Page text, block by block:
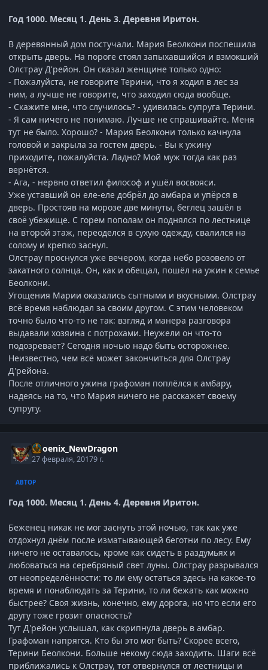
Год 1000. Месяц 1. День 3. Деревня Иритон.
В деревянный дом постучали. Мария Беолкони поспешила
открыть дверь. На пороге стоял запыхавшийся и взмокший
Олстрау Д'рейон. Он сказал женщине только одно:
- Пожалуйста, не говорите Терини, что я ходил в лес за
ним, а лучше не говорите, что заходил сюда вообще.
- Скажите мне, что случилось? - удивилась супруга Терини.
- Я сам ничего не понимаю. Лучше не спрашивайте. Меня
тут не было. Хорошо? - Мария Беолкони только качнула
головой и закрыла за гостем дверь. - Вы к ужину
приходите, пожалуйста. Ладно? Мой муж тогда как раз
вернётся.
- Ага, - нервно ответил философ и ушёл восвояси.
Уже уставший он еле-еле добрёл до амбара и упёрся в
дверь. Простояв на морозе две минуты, беглец зашёл в
своё убежище. С горем пополам он поднялся по лестнице
на второй этаж, переоделся в сухую одежду, свалился на
солому и крепко заснул.
Олстрау проснулся уже вечером, когда небо розовело от
закатного солнца. Он, как и обещал, пошёл на ужин к семье
Беолкони.
Угощения Марии оказались сытными и вкусными. Олстрау
всё время наблюдал за своим другом. С этим человеком
точно было что-то не так: взгляд и манера разговора
выдавали хозяина с потрохами. Неужели он что-то
подозревает? Сегодня ночью надо быть осторожнее.
Неизвестно, чем всё может закончиться для Олстрау
Д'рейона.
После отличного ужина графоман поплёлся к амбару,
надеясь на то, что Мария ничего не расскажет своему
супругу.
Phoenix_NewDragon
27 февраля, 20179 г.
АВТОР
Год 1000. Месяц 1. День 4. Деревня Иритон.
Беженец никак не мог заснуть этой ночью, так как уже
отдохнул днём после изматывающей беготни по лесу. Ему
ничего не оставалось, кроме как сидеть в раздумьях и
любоваться на серебряный свет луны. Олстрау разрывался
от неопределённости: то ли ему остаться здесь на какое-то
время и понаблюдать за Терини, то ли бежать как можно
быстрее? Своя жизнь, конечно, ему дорога, но что если его
другу тоже грозит опасность?
Тут Д'рейон услышал, как скрипнула дверь в амбар.
Графоман напрягся. Кто бы это мог быть? Скорее всего,
Терини Беолкони. Больше некому сюда заходить. Шаги всё
приближались к Олстрау, тот отвернулся от лестницы и